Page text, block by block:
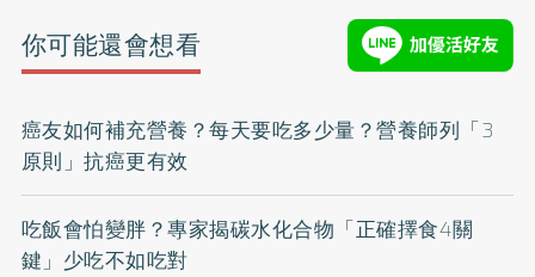
你可能還會想看
癌友如何補充營養？每天要吃多少量？營養師列「3
原則」抗癌更有效
吃飯會怕變胖？專家揭碳水化合物「正確擇食4關
鍵」少吃不如吃對